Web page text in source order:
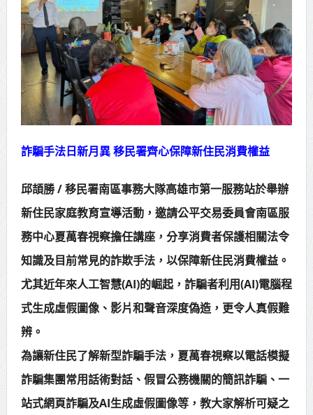
打鐵厝北側產業園區產業設施公共
動土創造千個就業機會
高雄「三民運動中心」市長陳其
邁、運動部長李洋各界貴賓共同揭幕
高雄東照山關帝廟全國國中小學書
法比賽 圓滿落幕
賴清德總統主持將官晉任 期勉精進
不對稱戰力
蔣萬安再拋出「倒閣說」 喊推陳其
邁組閣
賴總統肯定「金唐獎」得獎者及入
圍者 允諾完善支持體系
詐騙手法日新月異 移民署齊心保障新住民消費權益
邱頡勝 / 移民署南區事務大隊高雄市第一服務站於舉辦
新住民家庭教育宣導活動，邀請公平交易委員會南區服
務中心夏萬春視察擔任講座，分享消費者保護相關法令
知識及目前常見的詐欺手法，以保障新住民消費權益。
尤其近年來人工智慧(AI)的崛起，詐騙者利用(AI)電腦程
式生成虛假圖像、影片和聲音深度偽造，更令人真假難
辨。
為讓新住民了解新型詐騙手法，夏萬春視察以電話模擬
詐騙集團常用話術對話、假冒公務機關的簡訊詐騙、一
站式網頁詐騙及AI生成虛假圖像等，教大家解析可疑之